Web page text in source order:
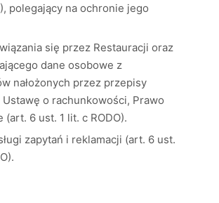
polegający na ochronie jego
się przez Restauracji oraz
dane osobowe z
nałożonych przez przepisy
Ustawę o rachunkowości, Prawo
(art. 6 ust. 1 lit. c RODO).
zapytań i reklamacji (art. 6 ust.